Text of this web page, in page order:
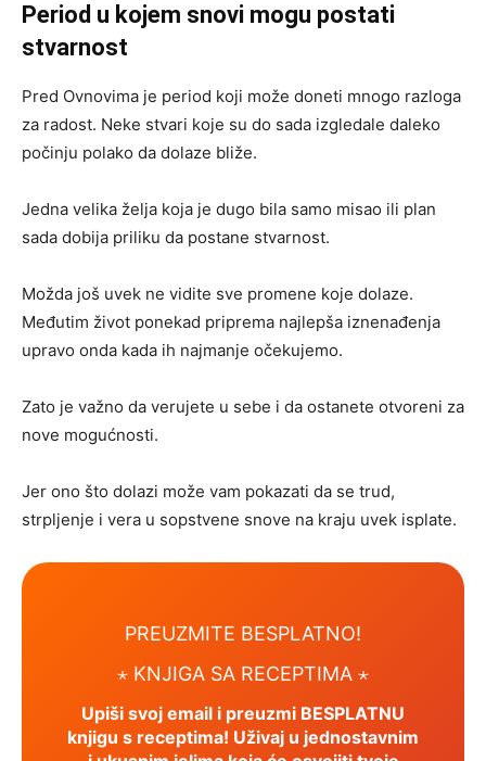
Period u kojem snovi mogu postati
stvarnost
Pred Ovnovima je period koji može doneti mnogo razloga
za radost. Neke stvari koje su do sada izgledale daleko
počinju polako da dolaze bliže.
Jedna velika želja koja je dugo bila samo misao ili plan
sada dobija priliku da postane stvarnost.
Možda još uvek ne vidite sve promene koje dolaze.
Međutim život ponekad priprema najlepša iznenađenja
upravo onda kada ih najmanje očekujemo.
Zato je važno da verujete u sebe i da ostanete otvoreni za
nove mogućnosti.
Jer ono što dolazi može vam pokazati da se trud,
strpljenje i vera u sopstvene snove na kraju uvek isplate.
PREUZMITE BESPLATNO!
⋆ KNJIGA SA RECEPTIMA ⋆
Upiši svoj email i preuzmi BESPLATNU
knjigu s receptima! Uživaj u jednostavnim